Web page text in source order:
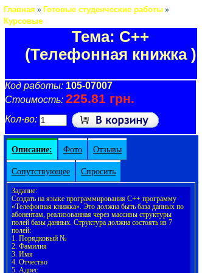
Главная » Готовые студенческие работы »
Курсовые
Тема: C++
(Телефонная книжка )
Код работы: 105-07007
Стоимость: 225.81 грн.
Кол-во:
Описание: Фото Отзывы
Сопутствующее Спросить
Задание:
Создать на языке программирования С++ программу
«Телефонная книжка». Это должна быть база данных по
абонентам, реализованная через массивы структуры
полей базы данных. Структура должна состоять из 7
полей:
1. Порядковый №
2. Фамилия
3. Имя
4. Отчество
5. Адрес